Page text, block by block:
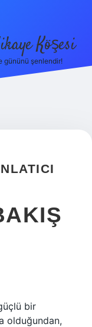
Köşesi
gününü şenlendir!
bir
olduğundan,